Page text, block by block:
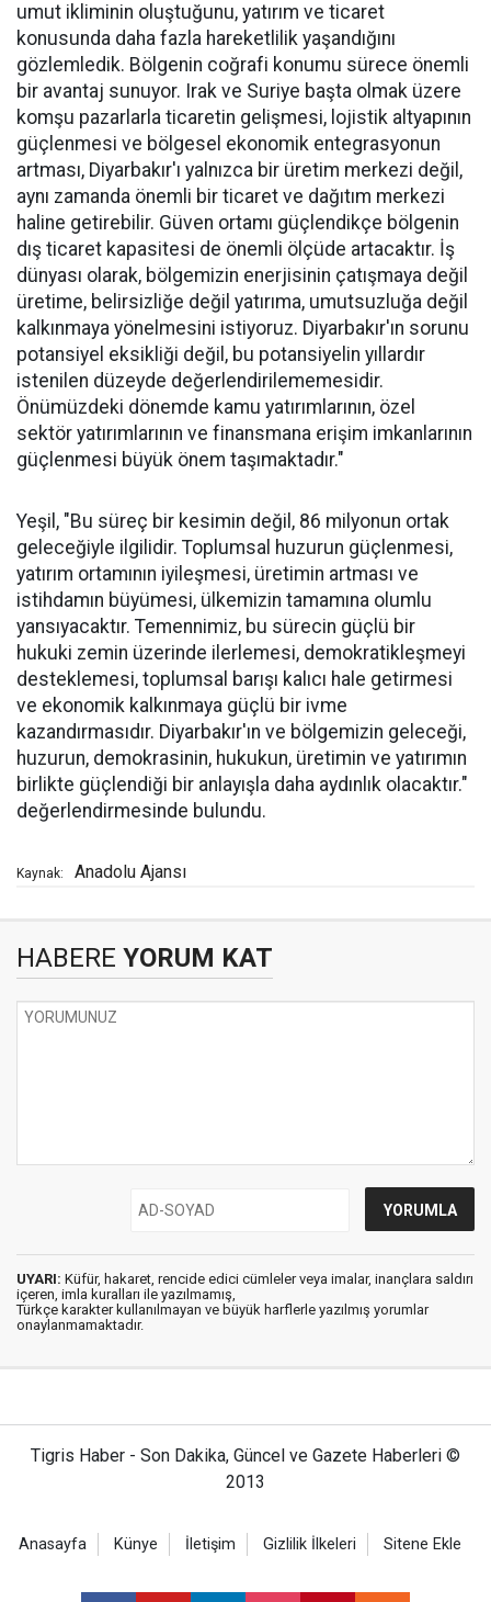
umut ikliminin oluştuğunu, yatırım ve ticaret
konusunda daha fazla hareketlilik yaşandığını
gözlemledik. Bölgenin coğrafi konumu sürece önemli
bir avantaj sunuyor. Irak ve Suriye başta olmak üzere
komşu pazarlarla ticaretin gelişmesi, lojistik altyapının
güçlenmesi ve bölgesel ekonomik entegrasyonun
artması, Diyarbakır'ı yalnızca bir üretim merkezi değil,
aynı zamanda önemli bir ticaret ve dağıtım merkezi
haline getirebilir. Güven ortamı güçlendikçe bölgenin
dış ticaret kapasitesi de önemli ölçüde artacaktır. İş
dünyası olarak, bölgemizin enerjisinin çatışmaya değil
üretime, belirsizliğe değil yatırıma, umutsuzluğa değil
kalkınmaya yönelmesini istiyoruz. Diyarbakır'ın sorunu
potansiyel eksikliği değil, bu potansiyelin yıllardır
istenilen düzeyde değerlendirilememesidir.
Önümüzdeki dönemde kamu yatırımlarının, özel
sektör yatırımlarının ve finansmana erişim imkanlarının
güçlenmesi büyük önem taşımaktadır."
Yeşil, "Bu süreç bir kesimin değil, 86 milyonun ortak
geleceğiyle ilgilidir. Toplumsal huzurun güçlenmesi,
yatırım ortamının iyileşmesi, üretimin artması ve
istihdamın büyümesi, ülkemizin tamamına olumlu
yansıyacaktır. Temennimiz, bu sürecin güçlü bir
hukuki zemin üzerinde ilerlemesi, demokratikleşmeyi
desteklemesi, toplumsal barışı kalıcı hale getirmesi
ve ekonomik kalkınmaya güçlü bir ivme
kazandırmasıdır. Diyarbakır'ın ve bölgemizin geleceği,
huzurun, demokrasinin, hukukun, üretimin ve yatırımın
birlikte güçlendiği bir anlayışla daha aydınlık olacaktır."
değerlendirmesinde bulundu.
Kaynak: Anadolu Ajansı
HABERE YORUM KAT
UYARI: Küfür, hakaret, rencide edici cümleler veya imalar, inançlara saldırı
içeren, imla kuralları ile yazılmamış,
Türkçe karakter kullanılmayan ve büyük harflerle yazılmış yorumlar
onaylanmamaktadır.
Tigris Haber - Son Dakika, Güncel ve Gazete Haberleri ©
2013
Anasayfa Künye İletişim Gizlilik İlkeleri Sitene Ekle